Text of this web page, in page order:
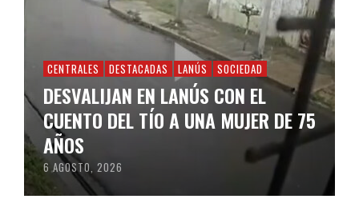
CENTRALES DESTACADAS LANÚS SOCIEDAD
DESVALIJAN EN LANÚS CON EL
CUENTO DEL TÍO A UNA MUJER DE 75
AÑOS
6 AGOSTO, 2026